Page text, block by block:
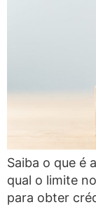
Saiba o que é
qual o limite
para obter